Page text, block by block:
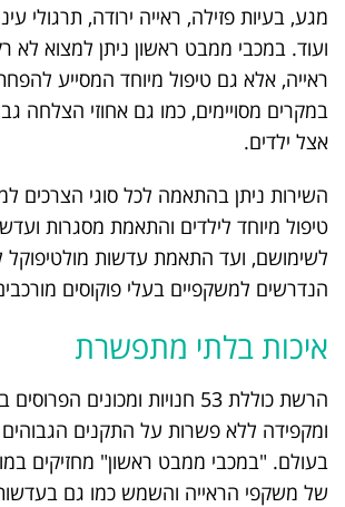
מגע, בעיות פזילה, ראייה ירודה, תרגולי
ועוד. במכבי ממבט ראשון ניתן למצוא לא
ראייה, אלא גם טיפול מיוחד המסייע
במקרים מסויימים, כמו גם אחוזי הצלחה
אצל ילדים.
השירות ניתן בהתאמה לכל סוגי הצרכים
טיפול מיוחד לילדים והתאמת מסגרות
לשימושם, ועד התאמת עדשות מולטיפוקל
הנדרשים למשקפיים בעלי פוקוסים
איכות בלתי מתפשרת
הרשת כוללת 53 חנויות ומכונים
ומקפידה ללא פשרות על התקנים הגבוהים
בעולם. "במכבי ממבט ראשון" מחזיקים
של משקפי הראייה והשמש כמו גם